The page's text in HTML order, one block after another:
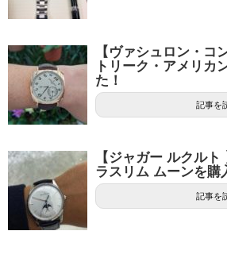
【ヴァシュロン・コ
トリーク・アメリカ
た！
記事を
【ジャガー ルクル
ラスリム ムーンを購
記事を